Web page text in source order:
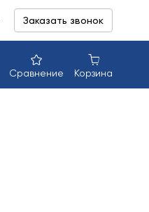
Заказать звонок
Сравнение Корзина